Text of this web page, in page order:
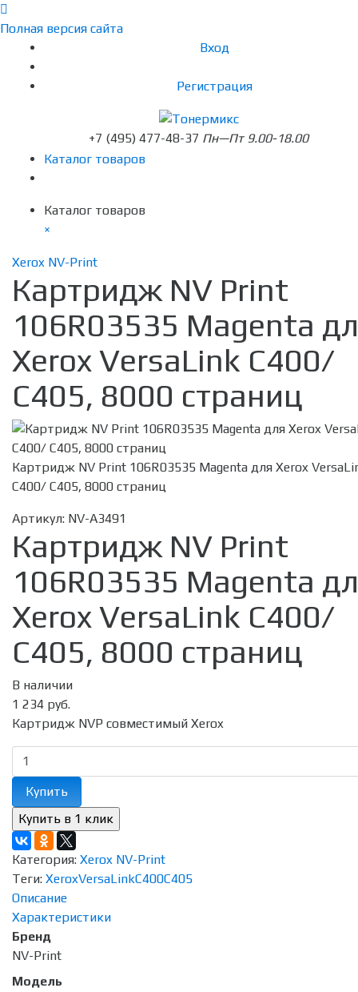
Полная версия сайта
Вход
Регистрация
+7 (495) 477-48-37 Пн—Пт 9.00-18.00
Каталог товаров
Каталог товаров
×
Xerox NV-Print
Картридж NV Print
106R03535 Magenta
Xerox VersaLink C400/
C405, 8000 страниц
Картридж NV Print 106R03535 Magenta для Xerox
C400/ C405, 8000 страниц
Артикул: NV-A3491
Картридж NV Print
106R03535 Magenta
Xerox VersaLink C400/
C405, 8000 страниц
В наличии
1 234 руб.
Картридж NVP совместимый Xerox
Купить
Категория: Xerox NV-Print
Теги: XeroxVersaLinkC400C405
Описание
Характеристики
Бренд
NV-Print
Модель